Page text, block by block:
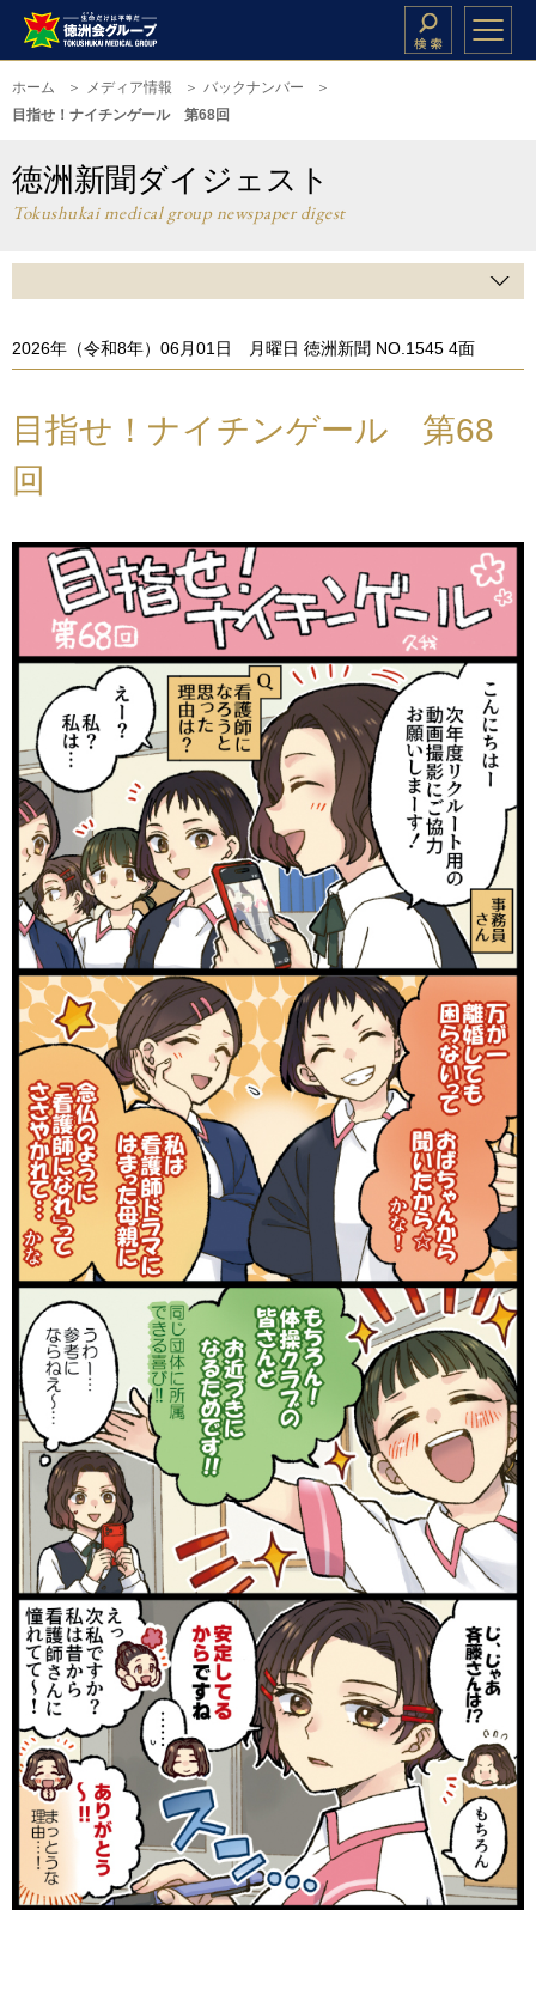
ホーム メディア情報
バックナンバー
目指せ！ナイチンゲール 第68回
徳洲新聞ダイジェスト
Tokushukai medical group newspaper digest
2026年（令和8年）06月01日 月曜日 徳洲新聞 NO.1545 4面
目指せ！ナイチンゲール 第68
回